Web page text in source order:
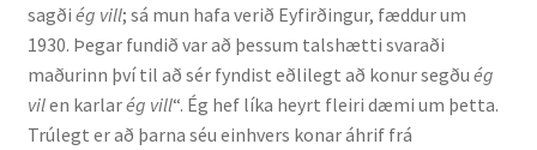
sagði ég vill; sá mun hafa verið Eyfirðingur, fæddur um
1930. Þegar fundið var að þessum talshætti svaraði
maðurinn því til að sér fyndist eðlilegt að konur segðu ég
vilen karlarég vill“. Ég hef líka heyrt fleiri dæmi um þetta.
Trúlegt er að þarna séu einhvers konar áhrif frá